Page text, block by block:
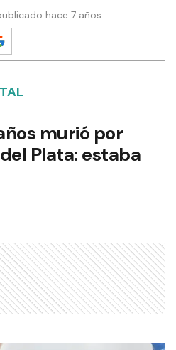
hace 7 años
murió por
Plata: estaba